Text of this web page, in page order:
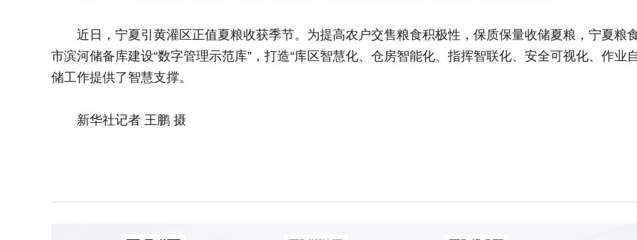
近日，宁夏引黄灌区正值夏粮收获季节。为提高农户交售粮食积极性，保质保量收储夏粮，宁夏粮
市滨河储备库建设“数字管理示范库”，打造“库区智慧化、仓房智能化、指挥智联化、安全可视化、作业
储工作提供了智慧支撑。
新华社记者 王鹏 摄